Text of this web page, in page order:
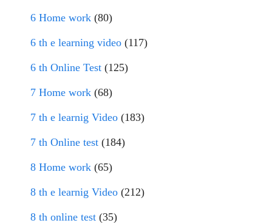
6 Home work (80)
6 th e learning video (117)
6 th Online Test (125)
7 Home work (68)
7 th e learnig Video (183)
7 th Online test (184)
8 Home work (65)
8 th e learnig Video (212)
8 th online test (35)